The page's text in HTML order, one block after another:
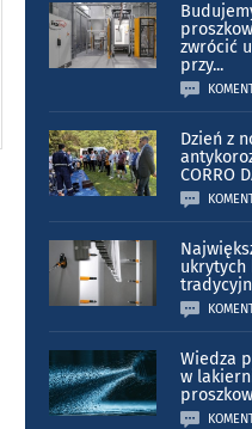
zwrócić
przy...
Dzień z
CORRO
ukrytych
Wiedza
w